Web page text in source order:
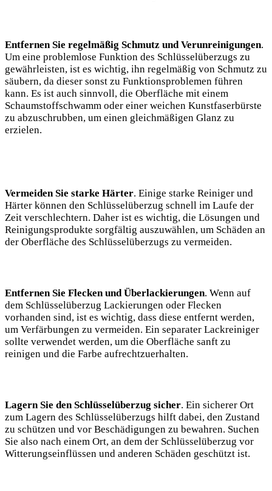
Entfernen ‌Sie ⁤regelmäßig Schmutz und Verunreinigungen.⁢
Um ‍eine problemlose‍ Funktion des Schlüsselüberzugs zu
gewährleisten, ist es⁣ wichtig, ⁢ihn regelmäßig von Schmutz zu
säubern, da⁣ dieser sonst zu Funktionsproblemen führen
⁢kann.⁢ Es ist​ auch sinnvoll, die Oberfläche mit einem
Schaumstoffschwamm oder einer‍ weichen⁣ Kunstfaserbürste
zu abzuschrubben, um einen gleichmäßigen Glanz zu
erzielen.
Vermeiden Sie starke Härter. Einige starke Reiniger⁣ und
Härter ⁣können den Schlüsselüberzug schnell im Laufe der
‍Zeit verschlechtern. Daher ist es⁣ wichtig, die‌ Lösungen und‌
Reinigungsprodukte sorgfältig auszuwählen, um⁣ Schäden an
der ⁤Oberfläche des Schlüsselüberzugs zu vermeiden.
Entfernen⁣ Sie Flecken und Überlackierungen. Wenn ‌auf
dem ​Schlüsselüberzug Lackierungen oder Flecken
vorhanden ‌sind, ist⁣ es wichtig, dass diese ⁢entfernt werden,
um‍ Verfärbungen⁤ zu vermeiden.⁢ Ein separater Lackreiniger
sollte verwendet werden, um die Oberfläche sanft zu⁣
reinigen und‍ die ​Farbe aufrechtzuerhalten.
Lagern Sie den Schlüsselüberzug sicher. Ein sicherer​ Ort
zum Lagern des Schlüsselüberzugs‍ hilft ​dabei, ⁤den Zustand
zu schützen und vor Beschädigungen zu bewahren. Suchen
Sie ⁢also nach einem Ort, an⁢ dem der Schlüsselüberzug vor
Witterungseinflüssen und anderen Schäden geschützt ist.